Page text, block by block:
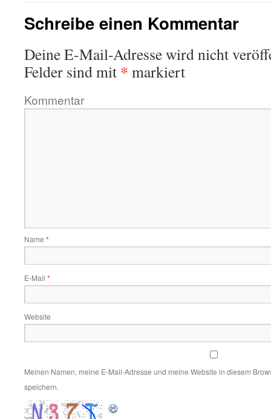
Schreibe einen Kommentar
Deine E-Mail-Adresse wird nicht
Felder sind mit * markiert
Kommentar
Name *
E-Mail *
Website
Meinen Namen, meine E-Mail-Adresse und meine Website in diesem
speichern.